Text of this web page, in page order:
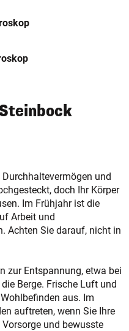
und
doch Ihr Körper
Im Frühjahr ist die
Arbeit und
Achten Sie darauf, nicht in
zur Entspannung, etwa bei
Berge. Frische Luft und
aus. Im
auftreten, wenn Sie Ihre
und bewusste